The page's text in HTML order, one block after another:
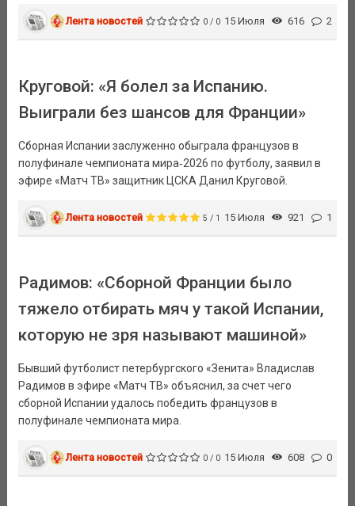
Лента новостей 0 / 0 15 Июля 616 2
Круговой: «Я болел за Испанию.
Выиграли без шансов для Франции»
Сборная Испании заслуженно обыграла французов в
полуфинале чемпионата мира‑2026 по футболу, заявил в
эфире «Матч ТВ» защитник ЦСКА Данил Круговой.
Лента новостей 5 / 1 15 Июля 921 1
Радимов: «Сборной Франции было
тяжело отбирать мяч у такой Испании,
которую не зря называют машиной»
Бывший футболист петербургского «Зенита» Владислав
Радимов в эфире «Матч ТВ» объяснил, за счет чего
сборной Испании удалось победить французов в
полуфинале чемпионата мира.
Лента новостей 0 / 0 15 Июля 608 0